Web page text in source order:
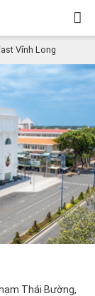
Vĩnh Long
Thái Bường,